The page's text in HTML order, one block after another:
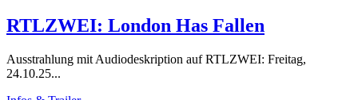
RTLZWEI: London Has Fallen
Ausstrahlung mit Audiodeskription auf RTLZWEI: Freitag,
24.10.25...